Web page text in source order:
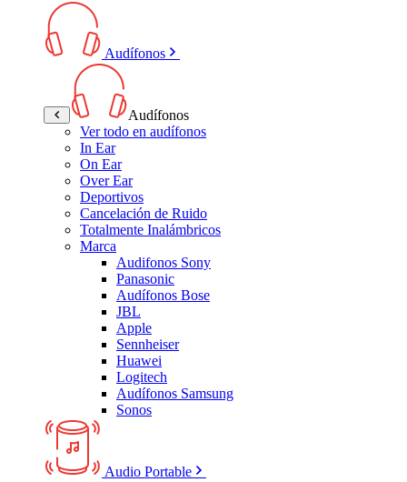
Audífonos
Audífonos
Ver todo en audífonos
In Ear
On Ear
Over Ear
Deportivos
Cancelación de Ruido
Totalmente Inalámbricos
Marca
Audifonos Sony
Panasonic
Audífonos Bose
JBL
Apple
Sennheiser
Huawei
Logitech
Audífonos Samsung
Sonos
Audio Portable